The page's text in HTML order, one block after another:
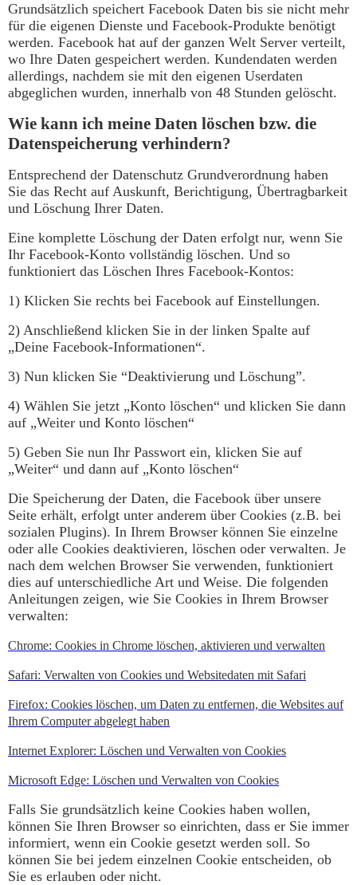
Grundsätzlich speichert Facebook Daten bis sie nicht mehr
für die eigenen Dienste und Facebook-Produkte benötigt
werden. Facebook hat auf der ganzen Welt Server verteilt,
wo Ihre Daten gespeichert werden. Kundendaten werden
allerdings, nachdem sie mit den eigenen Userdaten
abgeglichen wurden, innerhalb von 48 Stunden gelöscht.
Wie kann ich meine Daten löschen bzw. die
Datenspeicherung verhindern?
Entsprechend der Datenschutz Grundverordnung haben
Sie das Recht auf Auskunft, Berichtigung, Übertragbarkeit
und Löschung Ihrer Daten.
Eine komplette Löschung der Daten erfolgt nur, wenn Sie
Ihr Facebook-Konto vollständig löschen. Und so
funktioniert das Löschen Ihres Facebook-Kontos:
1) Klicken Sie rechts bei Facebook auf Einstellungen.
2) Anschließend klicken Sie in der linken Spalte auf
„Deine Facebook-Informationen“.
3) Nun klicken Sie “Deaktivierung und Löschung”.
4) Wählen Sie jetzt „Konto löschen“ und klicken Sie dann
auf „Weiter und Konto löschen“
5) Geben Sie nun Ihr Passwort ein, klicken Sie auf
„Weiter“ und dann auf „Konto löschen“
Die Speicherung der Daten, die Facebook über unsere
Seite erhält, erfolgt unter anderem über Cookies (z.B. bei
sozialen Plugins). In Ihrem Browser können Sie einzelne
oder alle Cookies deaktivieren, löschen oder verwalten. Je
nach dem welchen Browser Sie verwenden, funktioniert
dies auf unterschiedliche Art und Weise. Die folgenden
Anleitungen zeigen, wie Sie Cookies in Ihrem Browser
verwalten:
Chrome: Cookies in Chrome löschen, aktivieren und verwalten
Safari: Verwalten von Cookies und Websitedaten mit Safari
Firefox: Cookies löschen, um Daten zu entfernen, die Websites auf
Ihrem Computer abgelegt haben
Internet Explorer: Löschen und Verwalten von Cookies
Microsoft Edge: Löschen und Verwalten von Cookies
Falls Sie grundsätzlich keine Cookies haben wollen,
können Sie Ihren Browser so einrichten, dass er Sie immer
informiert, wenn ein Cookie gesetzt werden soll. So
können Sie bei jedem einzelnen Cookie entscheiden, ob
Sie es erlauben oder nicht.